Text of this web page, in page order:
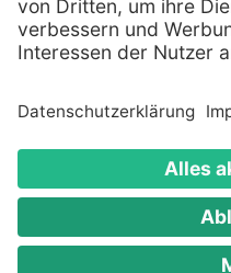
Alle genannten
Warenzeichen
Copyright © 2008 -
Rechte